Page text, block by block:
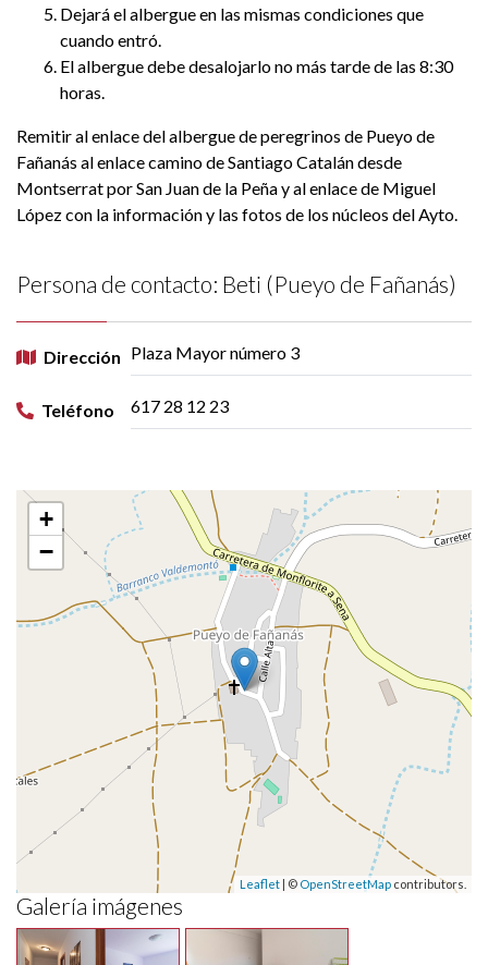
Dejará el albergue en las mismas condiciones que
cuando entró.
El albergue debe desalojarlo no más tarde de las 8:30
horas.
Remitir al enlace del albergue de peregrinos de Pueyo de
Fañanás al enlace camino de Santiago Catalán desde
Montserrat por San Juan de la Peña y al enlace de Miguel
López con la información y las fotos de los núcleos del Ayto.
Persona de contacto: Beti (Pueyo de Fañanás)
Dirección Plaza Mayor número 3
Teléfono 617 28 12 23
+
−
Leaflet | © OpenStreetMap contributors.
Galería imágenes